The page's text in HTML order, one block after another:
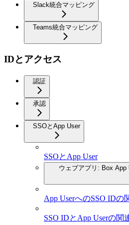
Slack統合マッピング
Teams統合マッピング
IDとアクセス
認証
承認
SSOとApp User
SSOとApp User
ウェブアプリ: Box App
App UserへのSSO IDの
SSO IDとApp Userの関